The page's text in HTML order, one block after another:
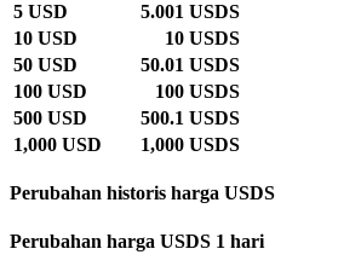
5 USD
5.001 USDS
10 USD
10 USDS
50 USD
50.01 USDS
100 USD
100 USDS
500 USD
500.1 USDS
1,000 USD
1,000 USDS
Perubahan historis harga USDS
Perubahan harga USDS 1 hari